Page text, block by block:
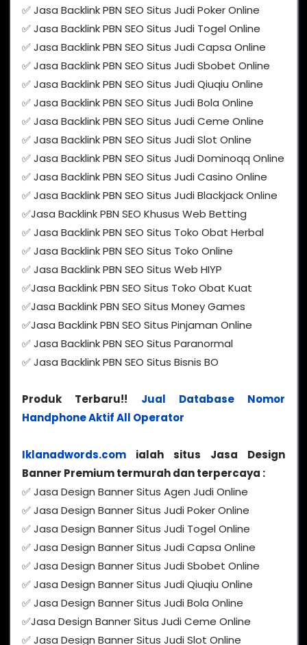
✅ Jasa Backlink PBN SEO Situs Judi Poker Online
✅ Jasa Backlink PBN SEO Situs Judi Togel Online
✅ Jasa Backlink PBN SEO Situs Judi Capsa Online
✅ Jasa Backlink PBN SEO Situs Judi Sbobet Online
✅ Jasa Backlink PBN SEO Situs Judi Qiuqiu Online
✅ Jasa Backlink PBN SEO Situs Judi Bola Online
✅ Jasa Backlink PBN SEO Situs Judi Ceme Online
✅ Jasa Backlink PBN SEO Situs Judi Slot Online
✅ Jasa Backlink PBN SEO Situs Judi Dominoqq Online
✅ Jasa Backlink PBN SEO Situs Judi Casino Online
✅ Jasa Backlink PBN SEO Situs Judi Blackjack Online
✅Jasa Backlink PBN SEO Khusus Web Betting
✅ Jasa Backlink PBN SEO Situs Toko Obat Herbal
✅ Jasa Backlink PBN SEO Situs Toko Online
✅ Jasa Backlink PBN SEO Situs Web HIYP
✅Jasa Backlink PBN SEO Situs Toko Obat Kuat
✅Jasa Backlink PBN SEO Situs Money Games
✅Jasa Backlink PBN SEO Situs Pinjaman Online
✅ Jasa Backlink PBN SEO Situs Paranormal
✅ Jasa Backlink PBN SEO Situs Bisnis BO
Produk Terbaru!! Jual Database Nomor
Handphone Aktif All Operator
Iklanadwords.com ialah situs Jasa Design
Banner Premium termurah dan terpercaya :
✅ Jasa Design Banner Situs Agen Judi Online
✅ Jasa Design Banner Situs Judi Poker Online
✅ Jasa Design Banner Situs Judi Togel Online
✅ Jasa Design Banner Situs Judi Capsa Online
✅ Jasa Design Banner Situs Judi Sbobet Online
✅ Jasa Design Banner Situs Judi Qiuqiu Online
✅ Jasa Design Banner Situs Judi Bola Online
✅Jasa Design Banner Situs Judi Ceme Online
✅ Jasa Design Banner Situs Judi Slot Online